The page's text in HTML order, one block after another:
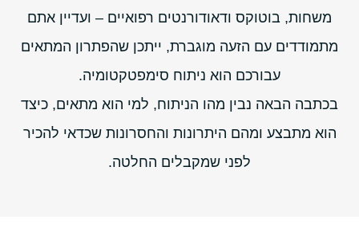
משחות, בוטוקס ודאודורנטים רפואיים – ועדיין אתם
מתמודדים עם הזעה מוגברת, ייתכן שהפתרון המתאים
עבורכם הוא ניתוח סימפטקטומיה.
בכתבה הבאה נבין מהו הניתוח, למי הוא מתאים, כיצד
הוא מתבצע ומהם היתרונות והחסרונות שכדאי להכיר
לפני שמקבלים החלטה.